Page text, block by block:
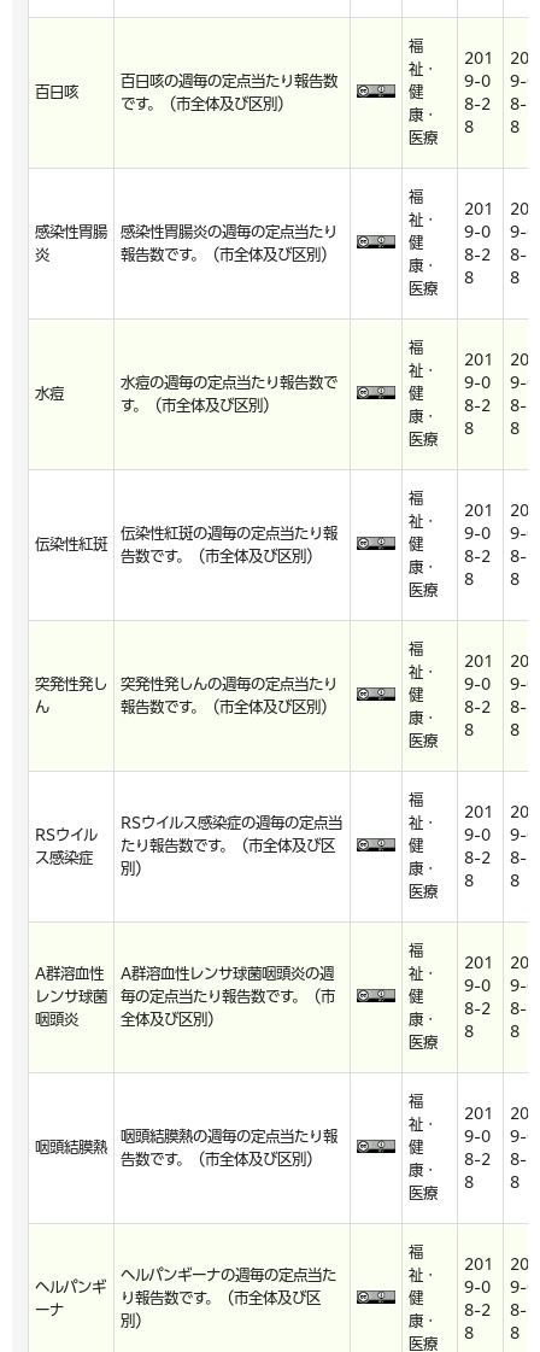
百日咳
百日咳の週毎の定点当たり報告数
です。（市全体及び区別）
福
祉・
健
康・
医療
201
9-0
8-2
8
201
9-0
8-2
8
感染性胃腸
炎
感染性胃腸炎の週毎の定点当たり
報告数です。（市全体及び区別）
福
祉・
健
康・
医療
201
9-0
8-2
8
201
9-0
8-2
8
水痘
水痘の週毎の定点当たり報告数で
す。（市全体及び区別）
福
祉・
健
康・
医療
201
9-0
8-2
8
201
9-0
8-2
8
伝染性紅斑
伝染性紅斑の週毎の定点当たり報
告数です。（市全体及び区別）
福
祉・
健
康・
医療
201
9-0
8-2
8
201
9-0
8-2
8
突発性発し
ん
突発性発しんの週毎の定点当たり
報告数です。（市全体及び区別）
福
祉・
健
康・
医療
201
9-0
8-2
8
201
9-0
8-2
8
RSウイル
ス感染症
RSウイルス感染症の週毎の定点当
たり報告数です。（市全体及び区
別）
福
祉・
健
康・
医療
201
9-0
8-2
8
201
9-0
8-2
8
A群溶血性
レンサ球菌
咽頭炎
A群溶血性レンサ球菌咽頭炎の週
毎の定点当たり報告数です。（市
全体及び区別）
福
祉・
健
康・
医療
201
9-0
8-2
8
201
9-0
8-2
8
咽頭結膜熱
咽頭結膜熱の週毎の定点当たり報
告数です。（市全体及び区別）
福
祉・
健
康・
医療
201
9-0
8-2
8
201
9-0
8-2
8
ヘルパンギ
ーナ
ヘルパンギーナの週毎の定点当た
り報告数です。（市全体及び区
別）
福
祉・
健
康・
医療
201
9-0
8-2
8
201
9-0
8-2
8